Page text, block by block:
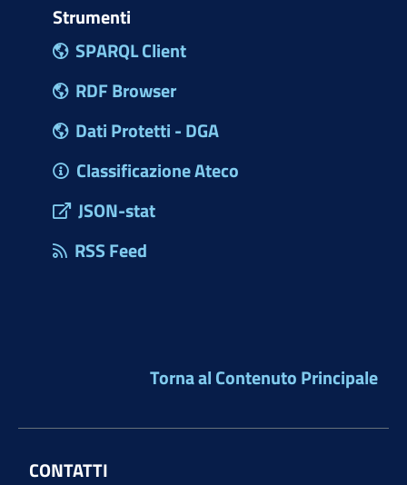
Strumenti
SPARQL Client
RDF Browser
Dati Protetti - DGA
Classificazione Ateco
JSON-stat
RSS Feed
Torna al Contenuto Principale
CONTATTI